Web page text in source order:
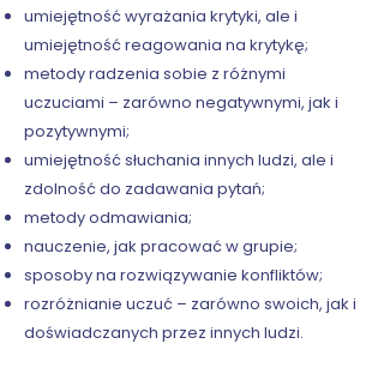
umiejętność wyrażania krytyki, ale i
umiejętność reagowania na krytykę;
metody radzenia sobie z różnymi
uczuciami – zarówno negatywnymi, jak i
pozytywnymi;
umiejętność słuchania innych ludzi, ale i
zdolność do zadawania pytań;
metody odmawiania;
nauczenie, jak pracować w grupie;
sposoby na rozwiązywanie konfliktów;
rozróżnianie uczuć – zarówno swoich, jak i
doświadczanych przez innych ludzi.